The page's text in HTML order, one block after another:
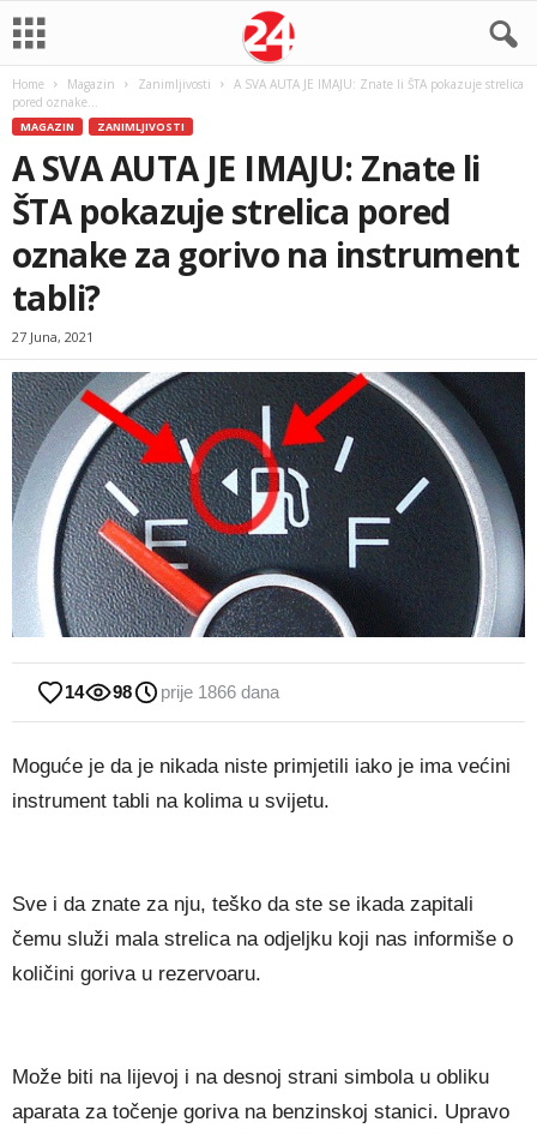
Home Magazin Zanimljivosti
A SVA AUTA JE IMAJU: Znate li ŠTA pokazuje strelica
pored oznake...
MAGAZIN ZANIMLJIVOSTI
A SVA AUTA JE IMAJU: Znate li
ŠTA pokazuje strelica pored
oznake za gorivo na instrument
tabli?
27 Juna, 2021
14 98 prije 1866 dana
Moguće je da je nikada niste primjetili iako je ima većini
instrument tabli na kolima u svijetu.
Sve i da znate za nju, teško da ste se ikada zapitali
čemu služi mala strelica na odjeljku koji nas informiše o
količini goriva u rezervoaru.
Može biti na lijevoj i na desnoj strani simbola u obliku
aparata za točenje goriva na benzinskoj stanici. Upravo